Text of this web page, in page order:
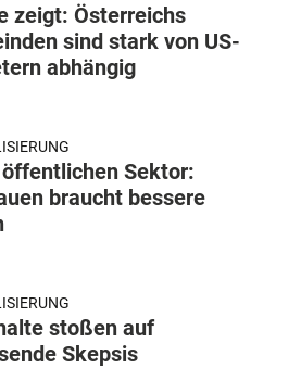
zeigt: Österreichs
sind stark von US-
abhängig
Sektor:
braucht bessere
stoßen auf
Skepsis